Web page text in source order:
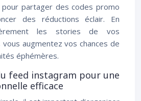
partager des codes promo
des réductions éclair. En
les stories de vos
augmentez vos chances de
éphémères.
feed instagram pour une
efficace